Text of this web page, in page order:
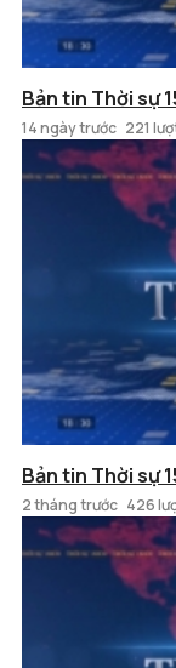
Bản tin Thời sự
14 ngày trước 221
Bản tin Thời sự
2 tháng trước 426